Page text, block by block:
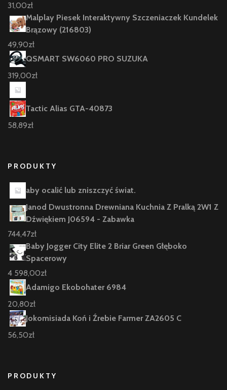
31,00zł
Malplay Piesek Interaktywny Szczeniaczek Kundelek
Brązowy (216803)
49,90zł
QSMART SW6060 PRO SUZUKA
319,00zł
Tactic Alias GTA-40873
58,89zł
PRODUKTY
aby ocalić lub zniszczyć świat.
Janod Dwustronna Drewniana Kuchnia Z Pralką 2W1 Z
Dźwiękiem J06594 - Zabawka
744,47zł
Baby Jogger City Elite 2 Briar Green Głęboko
Spacerowy
4 598,00zł
Adamigo Ekobohater 6984
20,80zł
Jokomisiada Koń i Źrebie Farmer ZA2605 C
56,50zł
PRODUKTY